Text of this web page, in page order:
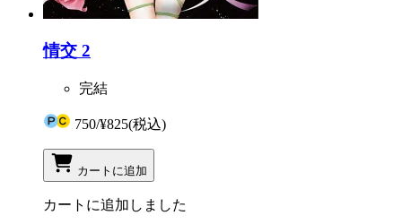
情交 2
完結
750/¥825(税込)
カートに追加
カートに追加しました